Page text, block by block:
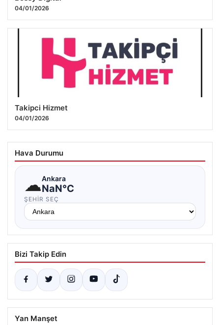
04/01/2026
Takipci Hizmet
04/01/2026
Hava Durumu
☁Ankara
NaN°C
ŞEHIR SEÇ
Bizi Takip Edin
Yan Manşet